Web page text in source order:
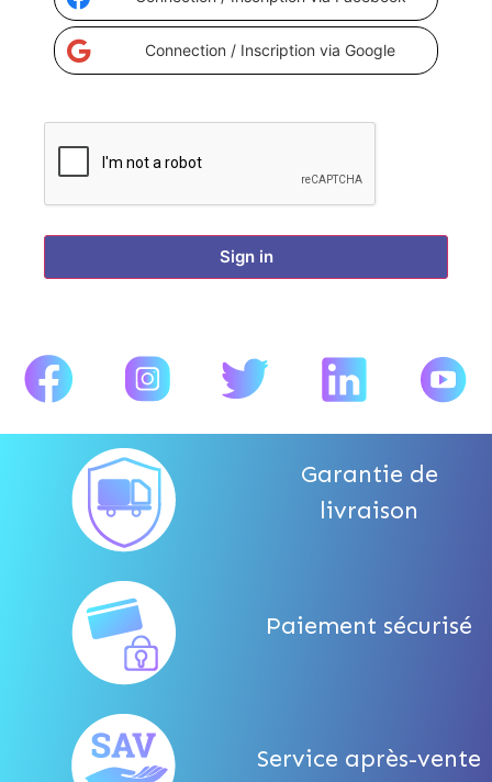
Connection / Inscription via Google
Sign in
Garantie de
livraison
Paiement sécurisé
Service après-vente